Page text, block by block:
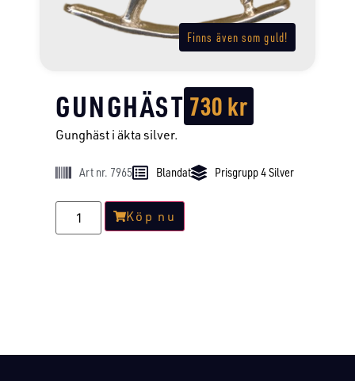
Finns även som guld!
GUNGHÄST 730kr
Gunghäst i äkta silver.
Art nr. 7965 Blandat Prisgrupp 4 Silver
Köp nu